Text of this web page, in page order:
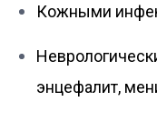
Кожными
энцефалит,